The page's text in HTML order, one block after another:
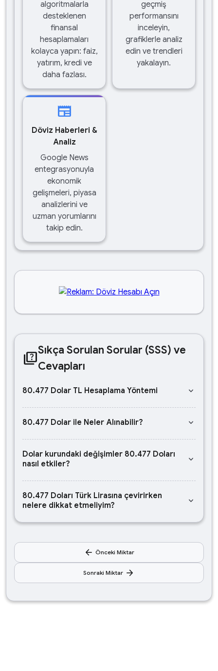
algoritmalarla
desteklenen
finansal
hesaplamaları
kolayca yapın: faiz,
yatırım, kredi ve
daha fazlası.
geçmiş
performansını
inceleyin,
grafiklerle analiz
edin ve trendleri
yakalayın.
newspaper
Döviz Haberleri &
Analiz
Google News
entegrasyonuyla
ekonomik
gelişmeleri, piyasa
analizlerini ve
uzman yorumlarını
takip edin.
quizSıkça Sorulan Sorular (SSS) ve
Cevapları
80.477 Dolar TL Hesaplama Yöntemi keyboard_arrow_down
80.477 Dolar ile Neler Alınabilir? keyboard_arrow_down
Dolar kurundaki değişimler 80.477 Doları
nasıl etkiler?
keyboard_arrow_down
80.477 Doları Türk Lirasına çevirirken
nelere dikkat etmeliyim?
keyboard_arrow_down
arrow_back Önceki Miktar
Sonraki Miktar arrow_forward